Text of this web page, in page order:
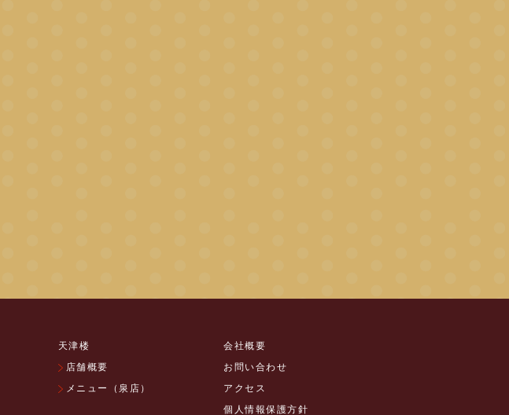
天津楼
店舗概要
メニュー（泉店）
会社概要
お問い合わせ
アクセス
個人情報保護方針